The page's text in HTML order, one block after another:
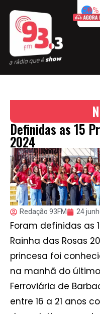
50%
Definidas as 15
2024
Redação 93FM 24
Foram definidas as
Rainha das Rosas
princesa foi
na manhã do
Ferroviária de
entre 16 a 21 anos